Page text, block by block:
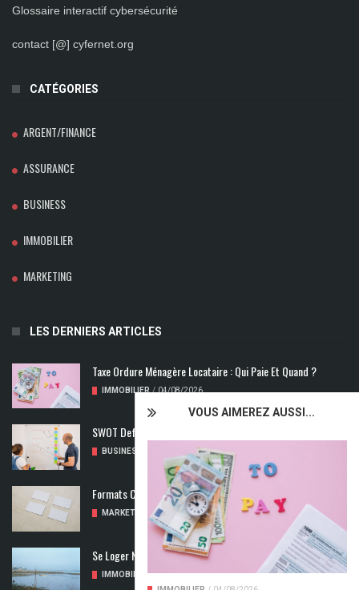
VOUS AIMEREZ AUSSI...
Glossaire interactif cybersécurité
contact [@] cyfernet.org
CATÉGORIES
ARGENT/FINANCE
ASSURANCE
BUSINESS
IMMOBILIER
MARKETING
LES DERNIERS ARTICLES
Taxe Ordure Ménagère Locataire : Qui Paie Et Quand ?
IMMOBILIER / 04/08/2026
SWOT Def : Qu’est-Ce Que L’analyse SWOT ?
BUSINESS 02/08/2026
Formats Carte De Visite : Les Dimensions À Découvrir
MARKETING / 01/08/2026
Se Loger Neuf : Comment Choisir Un Logement Adapté
IMMOBILIER / 31/07/2026